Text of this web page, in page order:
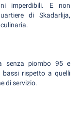
imperdibili. E non
di Skadarlija,
senza piombo 95 e
rispetto a quelli
di servizio.